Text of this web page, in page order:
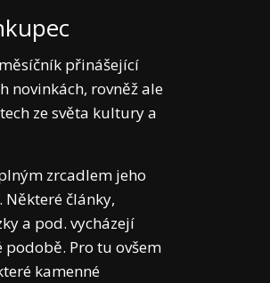
přinášející
novinkách, rovněž ale
ze světa kultury a
zrcadlem jeho
články,
a pod. vycházejí
podobě. Pro tu ovšem
kamenné